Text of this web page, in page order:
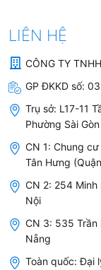
bằng nửa rổ
không cần phải
chén và với
rửa có thể tiết
- Aquastop:
chén tự động
hiệu rò rỉ nước.
có vấn đề xảy
- Chương trình
LP9 850
và nước ít nhất
trường.
LIÊN HỆ
CÔNG TY
GP ĐKKD số:
Trụ sở: L17-11
Phường Sài
CN 1: Chung
Tân Hưng
CN 2: 254 Minh
Nội
CN 3: 535 Trần
Nẵng
Toàn quốc: Đại